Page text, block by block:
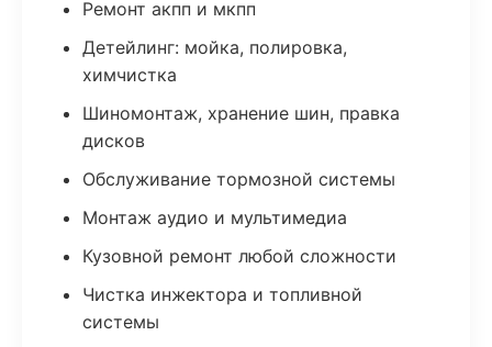
Ремонт акпп и мкпп
Детейлинг: мойка, полировка,
химчистка
Шиномонтаж, хранение шин, правка
дисков
Обслуживание тормозной системы
Монтаж аудио и мультимедиа
Кузовной ремонт любой сложности
Чистка инжектора и топливной
системы